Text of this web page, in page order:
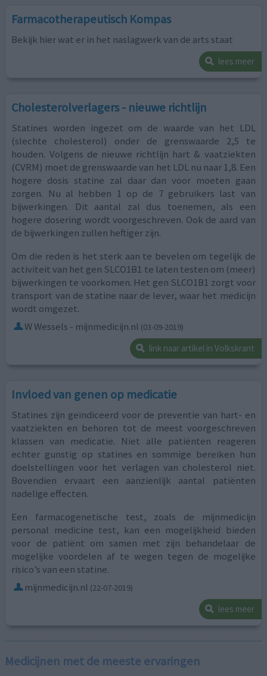
Farmacotherapeutisch Kompas
Bekijk hier wat er in het naslagwerk van de arts staat
lees meer
Cholesterolverlagers - nieuwe richtlijn
Statines worden ingezet om de waarde van het LDL
(slechte cholesterol) onder de grenswaarde 2,5 te
houden. Volgens de nieuwe richtlijn hart & vaatziekten
(CVRM) moet de grenswaarde van het LDL nu naar 1,8. Een
hogere dosis statine zal daar dan voor moeten gaan
zorgen. Nu al hebben 1 op de 7 gebruikers last van
bijwerkingen. Dit aantal zal dus toenemen, als een
hogere dosering wordt voorgeschreven. Ook de aard van
de bijwerkingen zullen heftiger zijn.
Om die reden is het sterk aan te bevelen om tegelijk de
activiteit van het gen SLCO1B1 te laten testen om (meer)
bijwerkingen te voorkomen. Het gen SLCO1B1 zorgt voor
transport van de statine naar de lever, waar het medicijn
wordt omgezet.
W Wessels - mijnmedicijn.nl (03-09-2019)
link naar artikel in Volkskrant
Invloed van genen op medicatie
Statines zijn geïndiceerd voor de preventie van hart- en
vaatziekten en behoren tot de meest voorgeschreven
klassen van medicatie. Niet alle patiënten reageren
echter gunstig op statines en sommige bereiken hun
doelstellingen voor het verlagen van cholesterol niet.
Bovendien ervaart een aanzienlijk aantal patiënten
nadelige effecten.
Een farmacogenetische test, zoals de mijnmedicijn
personal medicine test, kan een mogelijkheid bieden
voor de patiënt om samen met zijn behandelaar de
mogelijke voordelen af te wegen tegen de mogelijke
risico’s van een statine.
mijnmedicijn.nl (22-07-2019)
lees meer
Medicijnen met de meeste ervaringen